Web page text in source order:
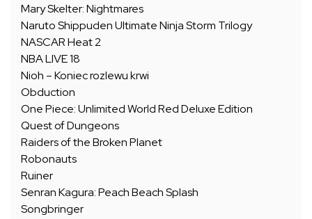
Mary Skelter: Nightmares
Naruto Shippuden Ultimate Ninja Storm Trilogy
NASCAR Heat 2
NBA LIVE 18
Nioh – Koniec rozlewu krwi
Obduction
One Piece: Unlimited World Red Deluxe Edition
Quest of Dungeons
Raiders of the Broken Planet
Robonauts
Ruiner
Senran Kagura: Peach Beach Splash
Songbringer